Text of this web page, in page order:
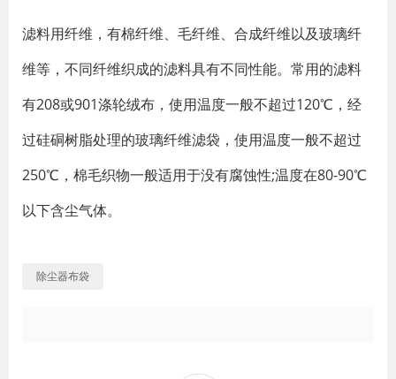
滤料用纤维，有棉纤维、毛纤维、合成纤维以及玻璃纤
维等，不同纤维织成的滤料具有不同性能。常用的滤料
有208或901涤轮绒布，使用温度一般不超过120℃，经
过硅硐树脂处理的玻璃纤维滤袋，使用温度一般不超过
250℃，棉毛织物一般适用于没有腐蚀性;温度在80-90℃
以下含尘气体。
除尘器布袋